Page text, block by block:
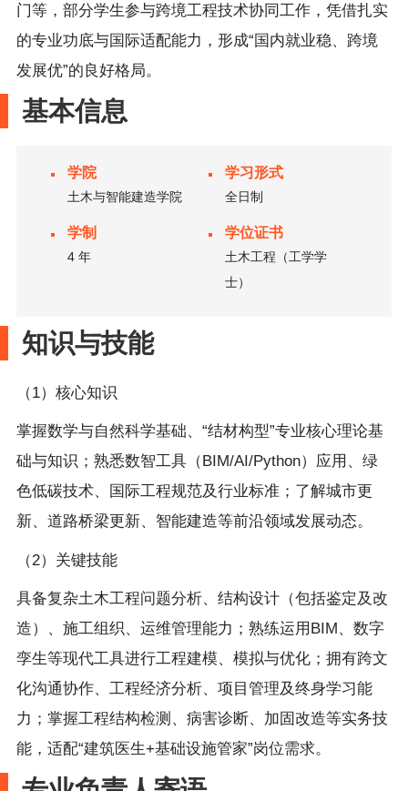
门等，部分学生参与跨境工程技术协同工作，凭借扎实
的专业功底与国际适配能力，形成“国内就业稳、跨境
发展优”的良好格局。
基本信息
学院
土木与智能建造学院
学习形式
全日制
学制
4 年
学位证书
土木工程（工学学
士）
知识与技能
（1）核心知识
掌握数学与自然科学基础、“结材构型”专业核心理论基
础与知识；熟悉数智工具（BIM/AI/Python）应用、绿
色低碳技术、国际工程规范及行业标准；了解城市更
新、道路桥梁更新、智能建造等前沿领域发展动态。
（2）关键技能
具备复杂土木工程问题分析、结构设计（包括鉴定及改
造）、施工组织、运维管理能力；熟练运用BIM、数字
孪生等现代工具进行工程建模、模拟与优化；拥有跨文
化沟通协作、工程经济分析、项目管理及终身学习能
力；掌握工程结构检测、病害诊断、加固改造等实务技
能，适配“建筑医生+基础设施管家”岗位需求。